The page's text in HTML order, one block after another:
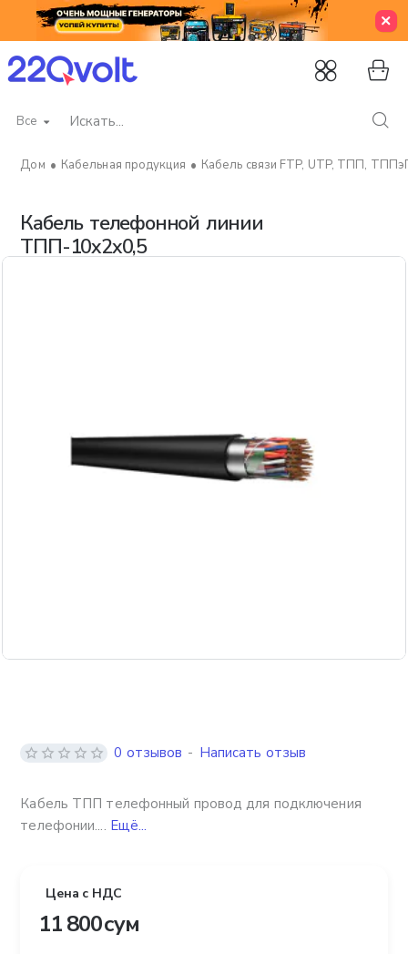
Все
Искать...
Кабель телефонной линии
ТПП-10х2х0,5
Кабельная продукция Кабель связи FTP, UTP, ТПП,
Кабель ТПП телефонный провод для подключения
телефонии.... Ещё...
0 отзывов - Написать отзыв
Цена с НДС
11 800 сум